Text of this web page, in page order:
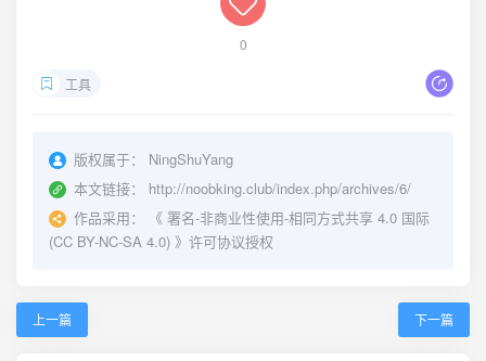
0
工具
版权属于：
NingShuYang
本文链接：
http://noobking.club/index.php/archives/6/
作品采用：
《 署名-非商业性使用-相同方式共享 4.0 国际
(CC BY-NC-SA 4.0) 》许可协议授权
上一篇 下一篇